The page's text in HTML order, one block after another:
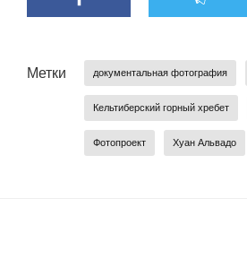
Метки документальная фотография
Кельтиберский горный хребет
Фотопроект Хуан Альвадо